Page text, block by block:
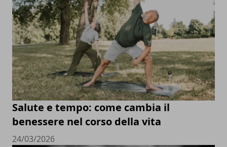
Salute e tempo: come cambia il
benessere nel corso della vita
24/03/2026